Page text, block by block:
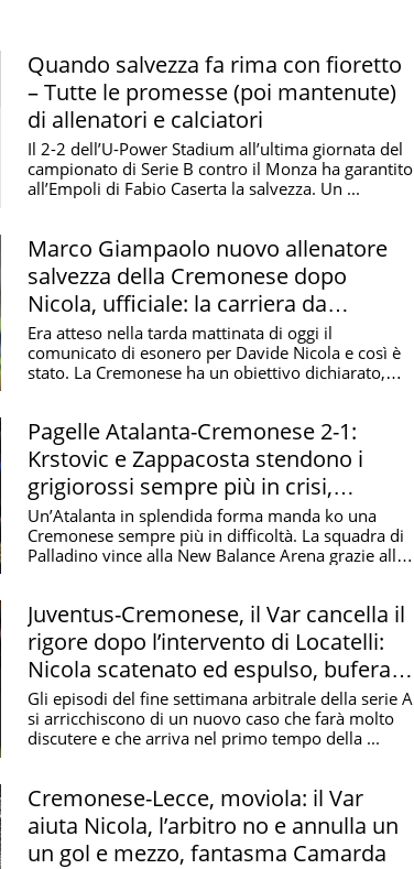
fino alla sua Torino.
la sua figura è segnata da una vicenda
nel 2014 la perdita del figlio Alessandro,
momento Nicola ha trasformato il dolore in
una fonte di motivazione costante, dentro e fuori
umano dei calciatori e per il forte senso etico,
un allenatore capace di andare oltre il risultato,
e umanità.
Quando salvezza fa rima con fioretto
– Tutte le promesse (poi mantenute)
di allenatori e calciatori
Il 2-2 dell’U-Power Stadium all’ultima giornata del
campionato di Serie B contro il Monza ha garantito
all’Empoli di Fabio Caserta la salvezza. Un ...
Marco Giampaolo nuovo allenatore
salvezza della Cremonese dopo
Nicola, ufficiale: la carriera da
specialista
Era atteso nella tarda mattinata di oggi il
comunicato di esonero per Davide Nicola e così è
stato. La Cremonese ha un obiettivo dichiarato,
Pagelle Atalanta-Cremonese 2-1:
Krstovic e Zappacosta stendono i
grigiorossi sempre più in crisi,
Thorsby accorcia troppo tardi
Un’Atalanta in splendida forma manda ko una
Cremonese sempre più in difficoltà. La squadra di
Palladino vince alla New Balance Arena grazie alle
Juventus-Cremonese, il Var cancella il
rigore dopo l’intervento di Locatelli:
Nicola scatenato ed espulso, bufera
su Feliciani
Gli episodi del fine settimana arbitrale della serie A
si arricchiscono di un nuovo caso che farà molto
discutere e che arriva nel primo tempo della ...
Cremonese-Lecce, moviola: il Var
aiuta Nicola, l’arbitro no e annulla un
un gol e mezzo, fantasma Camarda